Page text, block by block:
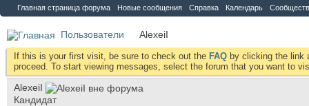
Главная страница форума Новые сообщения Справка Календарь
Пользователи AlexeiI
If this is your first visit, be sure to check out the FAQ by clicking the link
proceed. To start viewing messages, select the forum that you want to
AlexeiI
Кандидат